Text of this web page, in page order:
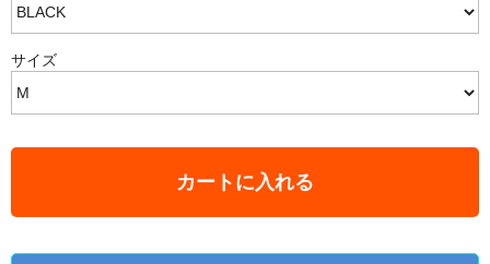
サイズ
カートに入れる